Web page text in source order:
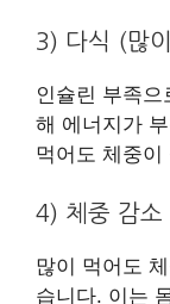
3) 다식 (많
인슐린 부족
해 에너지가
먹어도 체중이
4) 체중 감소
많이 먹어도
습니다. 이는